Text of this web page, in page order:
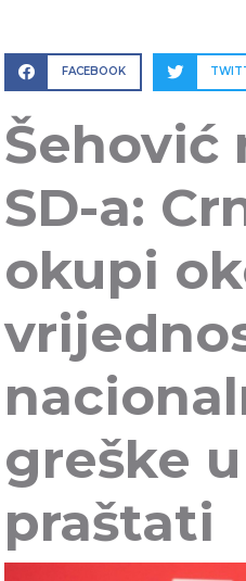
FACEBOOK
Šehović
SD-a:
okupi
greške
praštati